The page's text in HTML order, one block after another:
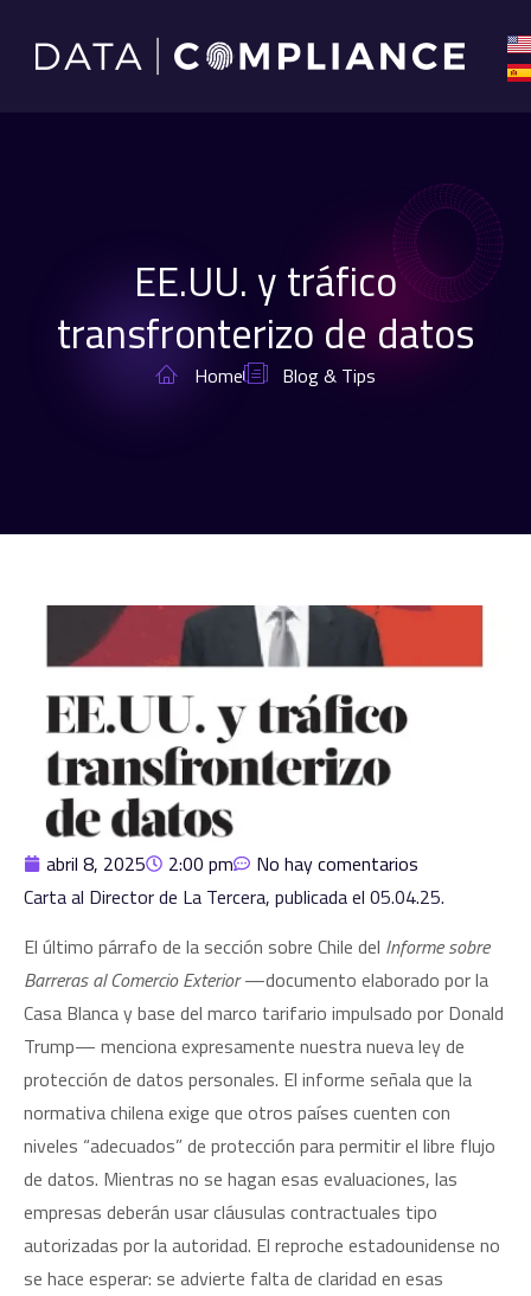
EE.UU. y tráfico
transfronterizo de datos
Home Blog & Tips
abril 8, 2025 2:00 pm
No hay comentarios
Carta al Director de La Tercera, publicada el 05.04.25.
El último párrafo de la sección sobre Chile del Informe sobre
Barreras al Comercio Exterior—documento elaborado por la
Casa Blanca y base del marco tarifario impulsado por Donald
Trump— menciona expresamente nuestra nueva ley de
protección de datos personales. El informe señala que la
normativa chilena exige que otros países cuenten con
niveles “adecuados” de protección para permitir el libre flujo
de datos. Mientras no se hagan esas evaluaciones, las
empresas deberán usar cláusulas contractuales tipo
autorizadas por la autoridad. El reproche estadounidense no
se hace esperar: se advierte falta de claridad en esas